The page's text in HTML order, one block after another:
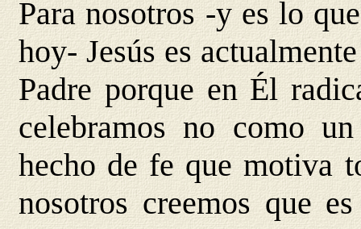
Para nosotros -y es lo
hoy- Jesús es
Padre porque en Él
celebramos no como
hecho de fe que motiva
nosotros creemos que